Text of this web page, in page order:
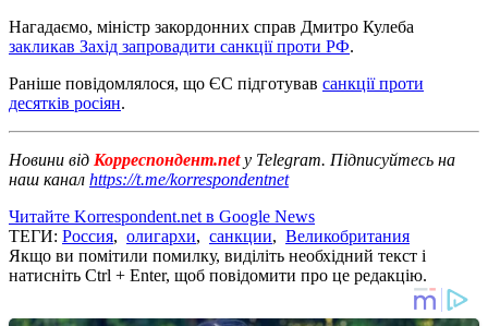
Нагадаємо, міністр закордонних справ Дмитро Кулеба
закликав Захід запровадити санкції проти РФ.
Раніше повідомлялося, що ЄС підготував санкції проти
десятків росіян.
Новини від Корреспондент.netу Telegram. Підписуйтесь на
наш канал https://t.me/korrespondentnet
Читайте Korrespondent.net в Google News
ТЕГИ: Россия, олигархи, санкции, Великобритания
Якщо ви помітили помилку, виділіть необхідний текст і
натисніть Ctrl + Enter, щоб повідомити про це редакцію.